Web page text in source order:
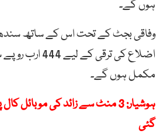
ہوں گے۔
مکمل ہوں گے۔
ہوشیار: 3 منٹ سے زائد کی موبائل
گئی